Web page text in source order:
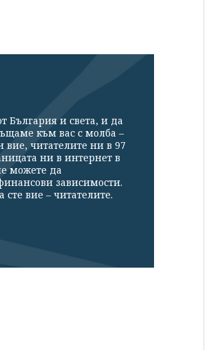
България и света, и да
към вас с молба –
читателите ни в 97
ни в интернет в
можете да
зависимости.
вие – читателите.